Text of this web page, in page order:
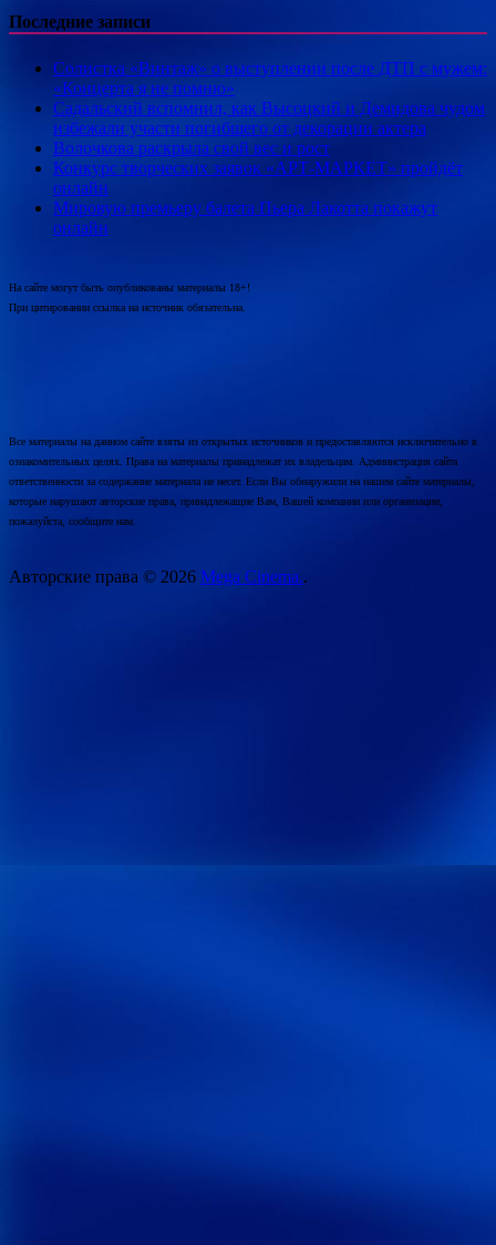
Последние записи
Солистка «Винтаж» о выступлении после ДТП с мужем:
«Концерта я не помню»
Садальский вспомнил, как Высоцкий и Демидова чудом
избежали участи погибшего от декорации актера
Волочкова раскрыла свой вес и рост
Конкурс творческих заявок «АРТ-МАРКЕТ» пройдёт
онлайн
Мировую премьеру балета Пьера Лакотта покажут
онлайн
На сайте могут быть опубликованы материалы 18+!
При цитировании ссылка на источник обязательна.
Все материалы на данном сайте взяты из открытых источников и предоставляются исключительно в
ознакомительных целях. Права на материалы принадлежат их владельцам. Администрация сайта
ответственности за содержание материала не несет. Если Вы обнаружили на нашем сайте материалы,
которые нарушают авторские права, принадлежащие Вам, Вашей компании или организации,
пожалуйста, сообщите нам.
Авторские права © 2026 Mega Cinema..